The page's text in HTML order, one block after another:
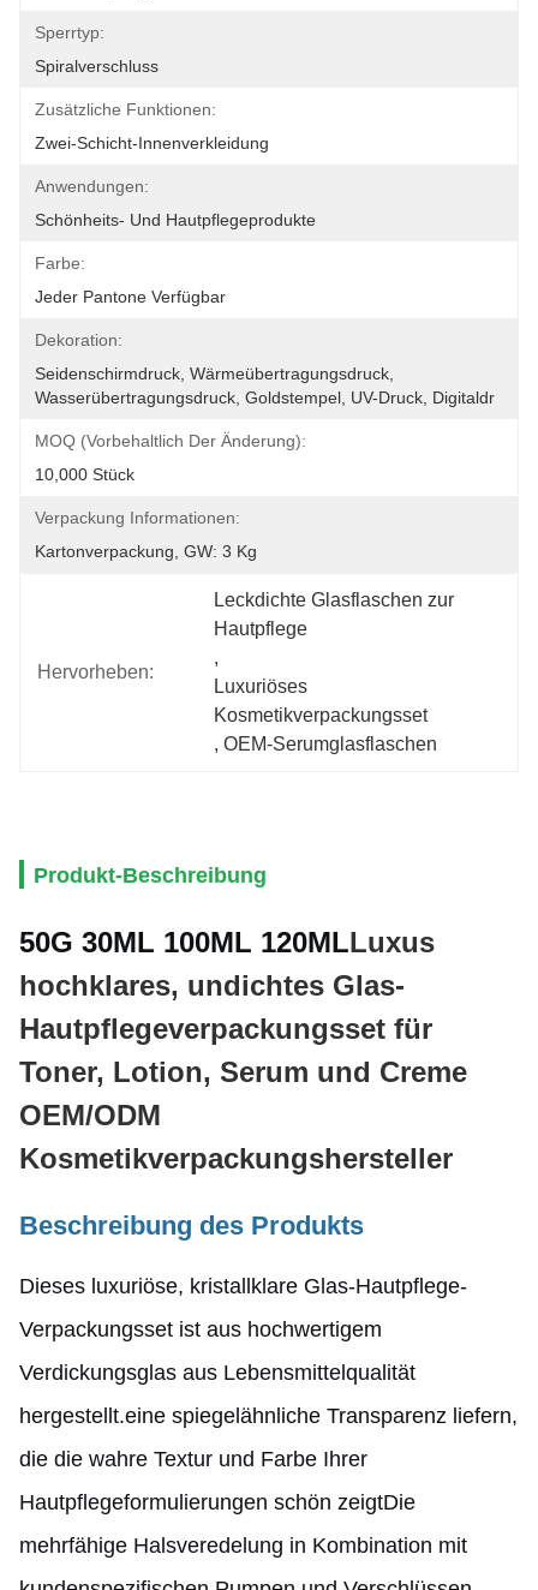
Sperrtyp:
Spiralverschluss
Zusätzliche Funktionen:
Zwei-Schicht-Innenverkleidung
Anwendungen:
Schönheits- Und Hautpflegeprodukte
Farbe:
Jeder Pantone Verfügbar
Dekoration:
Seidenschirmdruck, Wärmeübertragungsdruck,
Wasserübertragungsdruck, Goldstempel, UV-Druck, Digitaldr
MOQ (vorbehaltlich Der Änderung):
10,000 Stück
Verpackung Informationen:
Kartonverpackung, GW: 3 Kg
Hervorheben:
Leckdichte Glasflaschen zur
Hautpflege
,
Luxuriöses
Kosmetikverpackungsset
, OEM-Serumglasflaschen
Produkt-Beschreibung
50G 30ML 100ML 120MLLuxus
hochklares, undichtes Glas-
Hautpflegeverpackungsset für
Toner, Lotion, Serum und Creme
OEM/ODM
Kosmetikverpackungshersteller
Beschreibung des Produkts
Dieses luxuriöse, kristallklare Glas-Hautpflege-
Verpackungsset ist aus hochwertigem
Verdickungsglas aus Lebensmittelqualität
hergestellt.eine spiegelähnliche Transparenz liefern,
die die wahre Textur und Farbe Ihrer
Hautpflegeformulierungen schön zeigtDie
mehrfähige Halsveredelung in Kombination mit